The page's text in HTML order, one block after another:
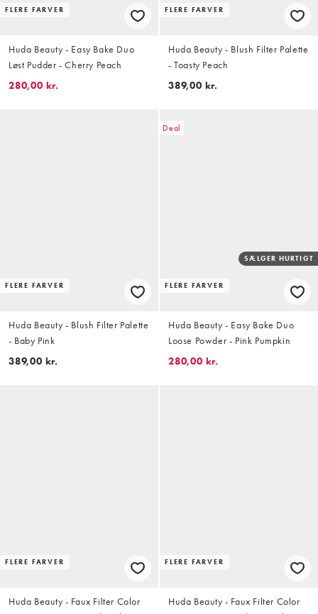
FLERE FARVER
Huda Beauty - Easy Bake Duo
Løst Pudder - Cherry Peach
280,00 kr.
FLERE FARVER
Huda Beauty - Blush Filter Palette
- Toasty Peach
389,00 kr.
FLERE FARVER
Huda Beauty - Blush Filter Palette
- Baby Pink
389,00 kr.
Deal
FLERE FARVER
SÆLGER HURTIGT
Huda Beauty - Easy Bake Duo
Loose Powder - Pink Pumpkin
280,00 kr.
FLERE FARVER
Huda Beauty - Faux Filter Color
FLERE FARVER
Huda Beauty - Faux Filter Color